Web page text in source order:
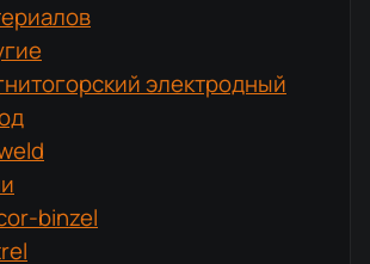
электродный
binzel